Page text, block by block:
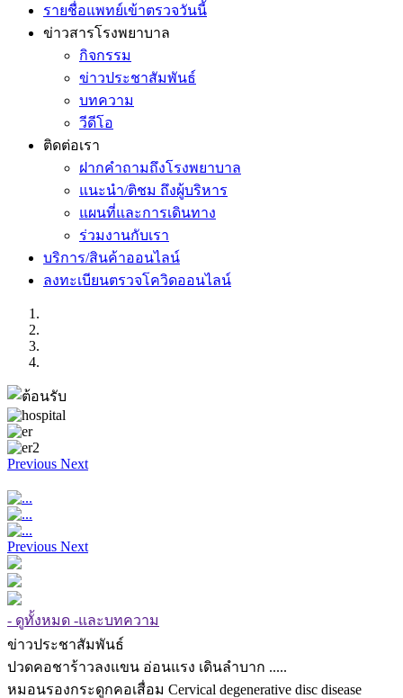
รายชื่อแพทย์เข้าตรวจวันนี้
ข่าวสารโรงพยาบาล
กิจกรรม
ข่าวประชาสัมพันธ์
บทความ
วีดีโอ
ติดต่อเรา
ฝากคำถามถึงโรงพยาบาล
แนะนำ/ติชม ถึงผู้บริหาร
แผนที่และการเดินทาง
ร่วมงานกับเรา
บริการ/สินค้าออนไลน์
ลงทะเบียนตรวจโควิดออนไลน์
Previous Next
Previous Next
- ดูทั้งหมด -และบทความ
ข่าวประชาสัมพันธ์
ปวดคอชาร้าวลงแขน อ่อนแรง เดินลำบาก .....
หมอนรองกระดูกคอเสื่อม Cervical degenerative disc disease